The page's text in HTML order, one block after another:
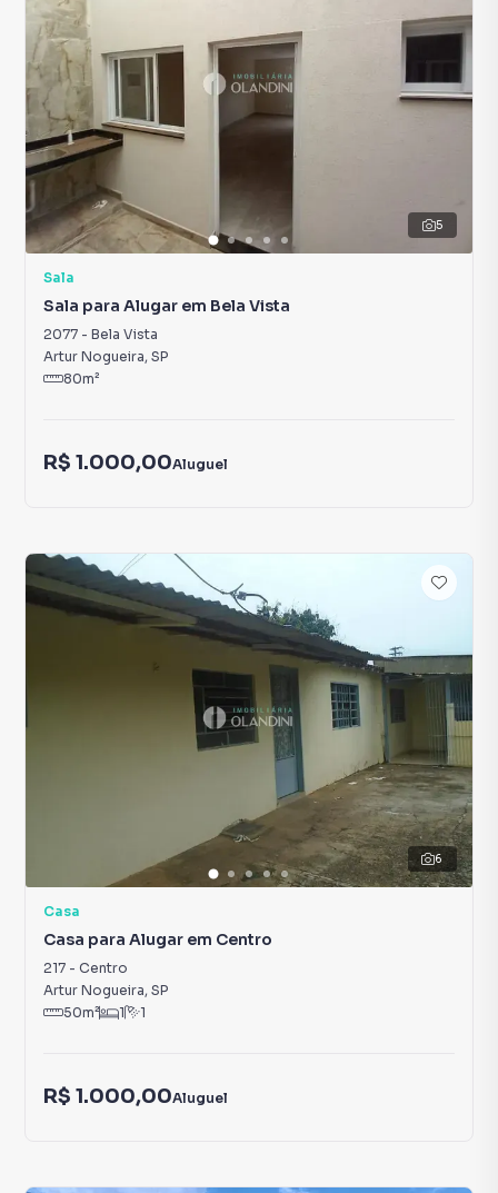
5
Sala
Sala para Alugar em Bela Vista
2077 - Bela Vista
Artur Nogueira, SP
80m²
R$ 1.000,00Aluguel
6
Casa
Casa para Alugar em Centro
217 - Centro
Artur Nogueira, SP
50m² 1 1
R$ 1.000,00Aluguel